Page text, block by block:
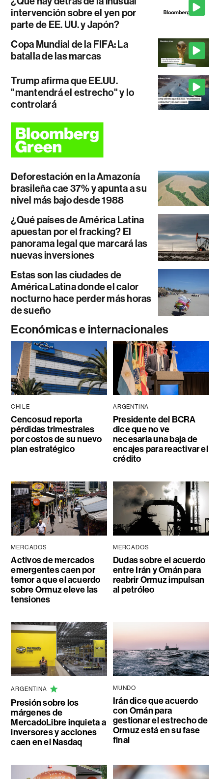
intervención sobre el yen por
parte de EE. UU. y Japón?
Copa Mundial de la FIFA: La
batalla de las marcas
Trump afirma que EE.UU.
"mantendrá el estrecho" y lo
controlará
Deforestación en la Amazonía
brasileña cae 37% y apunta a su
nivel más bajo desde 1988
¿Qué países de América Latina
apuestan por el fracking? El
panorama legal que marcará las
nuevas inversiones
Estas son las ciudades de
América Latina donde el calor
nocturno hace perder más horas
de sueño
Económicas e internacionales
CHILE
Cencosud reporta
pérdidas trimestrales
por costos de su nuevo
plan estratégico
ARGENTINA
Presidente del BCRA
dice que no ve
necesaria una baja de
encajes para reactivar el
crédito
MERCADOS
Activos de mercados
emergentes caen por
temor a que el acuerdo
sobre Ormuz eleve las
tensiones
MERCADOS
Dudas sobre el acuerdo
entre Irán y Omán para
reabrir Ormuz impulsan
al petróleo
ARGENTINA
Presión sobre los
márgenes de
MercadoLibre inquieta a
inversores y acciones
caen en el Nasdaq
MUNDO
Irán dice que acuerdo
con Omán para
gestionar el estrecho de
Ormuz está en su fase
final